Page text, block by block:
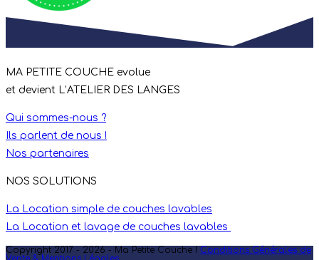
MA PETITE COUCHE evolue
et devient L’ATELIER DES LANGES
Qui sommes-nous ?
Ils parlent de nous !
Nos partenaires
NOS SOLUTIONS
La Location simple de couches lavables
La Location et lavage de couches lavables
Copyright 2017 - 2026 - Ma Petite Couche I Conditions Générales de